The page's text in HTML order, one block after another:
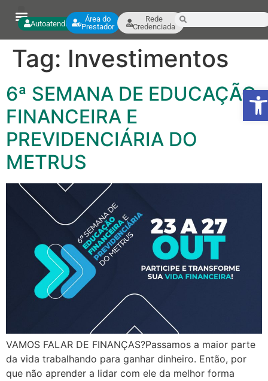
AutoatendimentoÁrea do
Prestador
Rede
Credenciada
Tag: Investimentos
6ª SEMANA DE EDUCAÇÃO
FINANCEIRA E
PREVIDENCIÁRIA DO
METRUS
VAMOS FALAR DE FINANÇAS?Passamos a maior parte
da vida trabalhando para ganhar dinheiro. Então, por
que não aprender a lidar com ele da melhor forma